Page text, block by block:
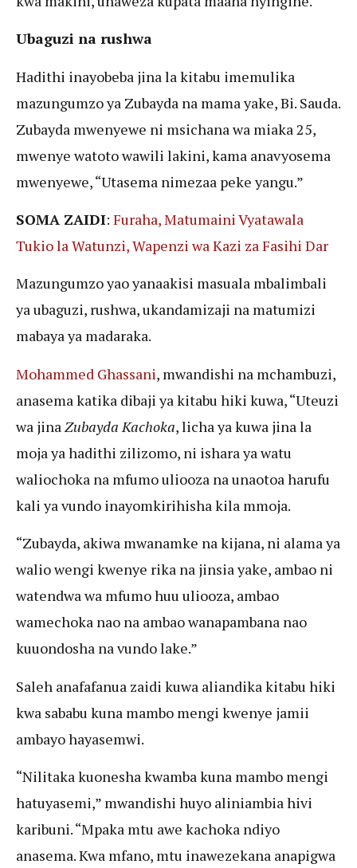
Ubaguzi na rushwa
Hadithi inayobeba jina la kitabu imemulika
mazungumzo ya Zubayda na mama yake, Bi. Sauda.
Zubayda mwenyewe ni msichana wa miaka 25,
mwenye watoto wawili lakini, kama anavyosema
mwenyewe, “Utasema nimezaa peke yangu.”
SOMA ZAIDI: Furaha, Matumaini Vyatawala
Tukio la Watunzi, Wapenzi wa Kazi za Fasihi Dar
Mazungumzo yao yanaakisi masuala mbalimbali
ya ubaguzi, rushwa, ukandamizaji na matumizi
mabaya ya madaraka.
Mohammed Ghassani, mwandishi na mchambuzi,
anasema katika dibaji ya kitabu hiki kuwa, “Uteuzi
wa jinaZubayda Kachoka, licha ya kuwa jina la
moja ya hadithi zilizomo, ni ishara ya watu
waliochoka na mfumo uliooza na unaotoa harufu
kali ya vundo inayomkirihisha kila mmoja.
“Zubayda, akiwa mwanamke na kijana, ni alama ya
walio wengi kwenye rika na jinsia yake, ambao ni
watendwa wa mfumo huu uliooza, ambao
wamechoka nao na ambao wanapambana nao
kuuondosha na vundo lake.”
Saleh anafafanua zaidi kuwa aliandika kitabu hiki
kwa sababu kuna mambo mengi kwenye jamii
ambayo hayasemwi.
“Nilitaka kuonesha kwamba kuna mambo mengi
hatuyasemi,” mwandishi huyo aliniambia hivi
karibuni. “Mpaka mtu awe kachoka ndiyo
anasema. Kwa mfano, mtu inawezekana anapigwa